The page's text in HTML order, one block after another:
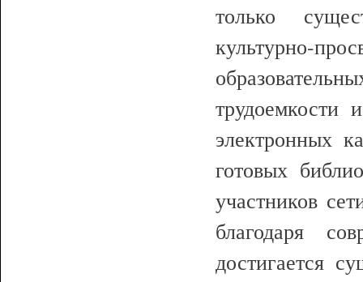
только
культурно-
трудоемкости
электронных
готовых
участников
благодаря
достигается